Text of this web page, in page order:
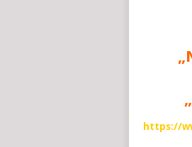
https://